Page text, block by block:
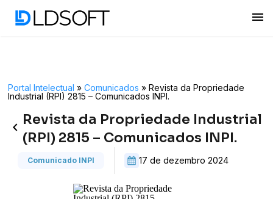
menu
Portal Intelectual » Comunicados » Revista da Propriedade
Industrial (RPI) 2815 – Comunicados INPI.
keyboard_arrow_left Revista da Propriedade Industrial
(RPI) 2815 – Comunicados INPI.
Comunicado INPI 17 de dezembro 2024